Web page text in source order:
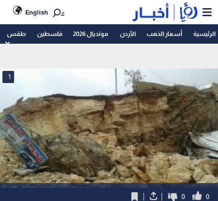
English
الرئيسية أسعار الذهب الأردن مونديال 2026 فلسطين طقس
1
0
0